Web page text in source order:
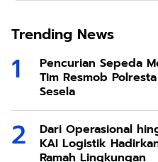
Trending News
Pencurian Sepeda
Tim Resmob
Sesela
Dari Operasional
KAI Logistik
Ramah Lingkungan